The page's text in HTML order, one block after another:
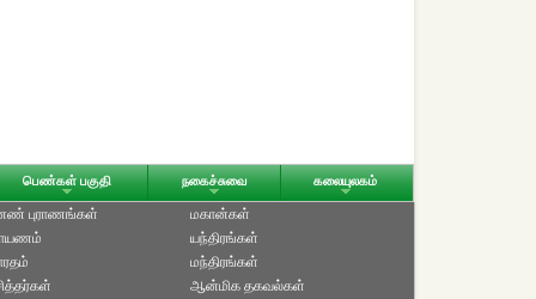
பெண்கள் பகுதி நகைச்சுவை கலையுலகம்
புராணங்கள்
மகான்கள்
யந்திரங்கள்
மந்திரங்கள்
ஆன்மிக தகவல்கள்